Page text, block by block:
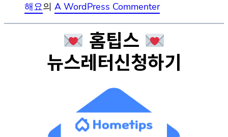
해요의 A WordPress Commenter
홈팁스
뉴스레터신청하기